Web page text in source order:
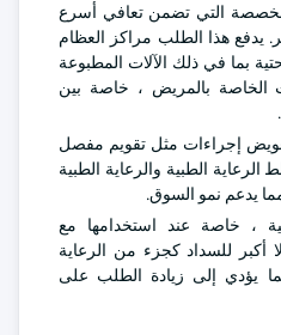
التي تضمن تعافي أسرع
يدفع هذا الطلب مراكز العظام
بما في ذلك الآلات المطبوعة
الخاصة بالمريض ، خاصة بين
إجراءات مثل تقويم مفصل
الطبية والرعاية الطبية
يدعم نمو السوق.
، خاصة عند استخدامها مع
أكبر للسداد كجزء من الرعاية
يؤدي إلى زيادة الطلب على